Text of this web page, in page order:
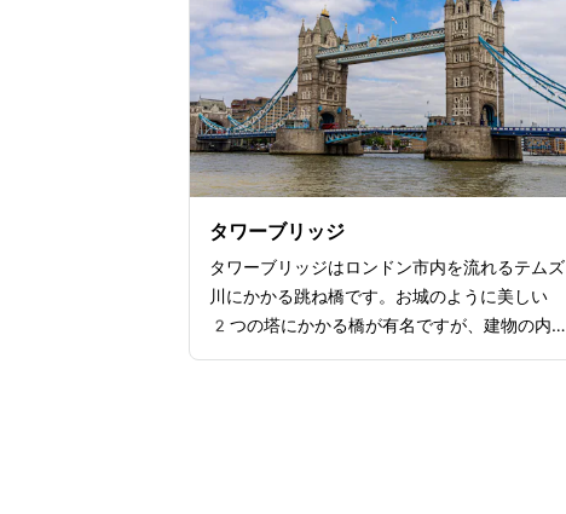
ス王室の歴史を感じられる貴重な場所です。ま
た、宮殿の庭園も美しく、天気が良い日はピク
ニックを楽しむこともできます。
タワーブリッジ
タワーブリッジはロンドン市内を流れるテムズ
川にかかる跳ね橋です。お城のように美しい
2つの塔にかかる橋が有名ですが、建物の内